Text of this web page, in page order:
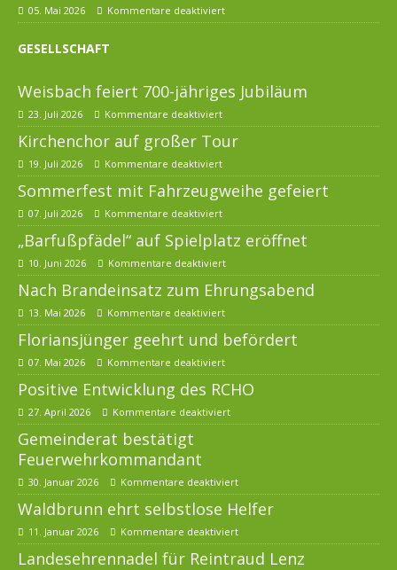
05. Mai 2026 Kommentare deaktiviert
GESELLSCHAFT
Weisbach feiert 700-jähriges Jubiläum
23. Juli 2026 Kommentare deaktiviert
Kirchenchor auf großer Tour
19. Juli 2026 Kommentare deaktiviert
Sommerfest mit Fahrzeugweihe gefeiert
07. Juli 2026 Kommentare deaktiviert
„Barfußpfädel“ auf Spielplatz eröffnet
10. Juni 2026 Kommentare deaktiviert
Nach Brandeinsatz zum Ehrungsabend
13. Mai 2026 Kommentare deaktiviert
Floriansjünger geehrt und befördert
07. Mai 2026 Kommentare deaktiviert
Positive Entwicklung des RCHO
27. April 2026 Kommentare deaktiviert
Gemeinderat bestätigt
Feuerwehrkommandant
30. Januar 2026 Kommentare deaktiviert
Waldbrunn ehrt selbstlose Helfer
11. Januar 2026 Kommentare deaktiviert
Landesehrennadel für Reintraud Lenz